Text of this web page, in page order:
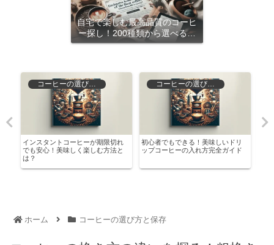
自宅で楽しむ最高品質のコーヒ
ー探し！200種類から選べるサ
ブスクリプション
インスタントコーヒーが期限切れ
でも安心！美味しく楽しむ方法と
は？
初心者でもできる！美味しいドリ
ップコーヒーの入れ方完全ガイド
ホーム コーヒーの選び方と保存